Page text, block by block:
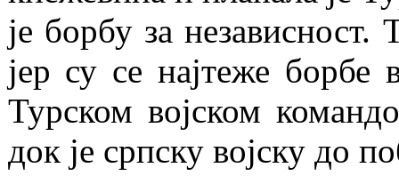
је борбу за независност.
јер су се најтеже
Турском војском
док је српску војску до